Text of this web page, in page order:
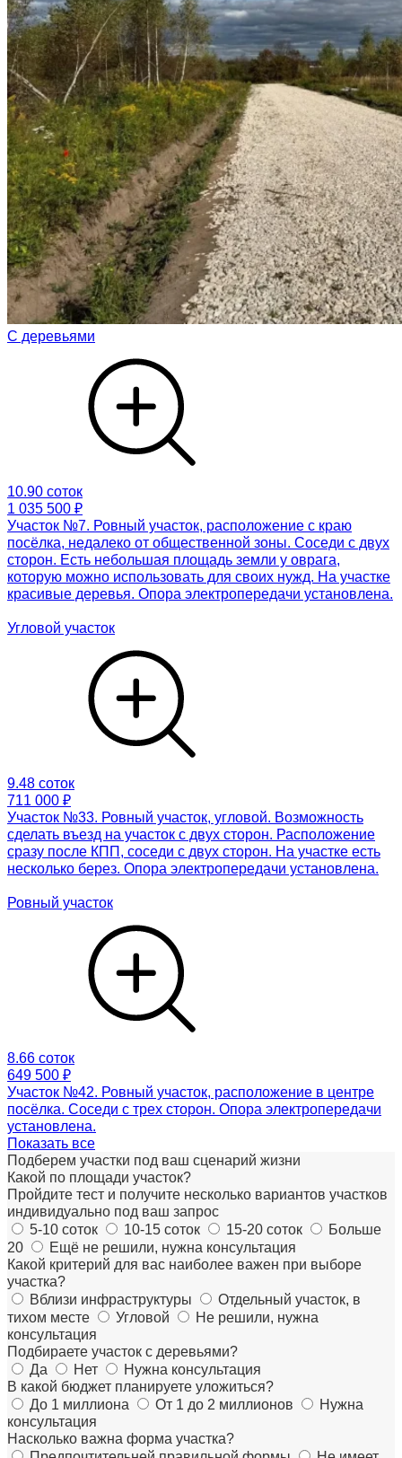
С деревьями
10.90 соток
1 035 500 ₽
Участок №7. Ровный участок, расположение с краю
посёлка, недалеко от общественной зоны. Соседи с двух
сторон. Есть небольшая площадь земли у оврага,
которую можно использовать для своих нужд. На участке
красивые деревья. Опора электропередачи установлена.
Угловой участок
9.48 соток
711 000 ₽
Участок №33. Ровный участок, угловой. Возможность
сделать въезд на участок с двух сторон. Расположение
сразу после КПП, соседи с двух сторон. На участке есть
несколько берез. Опора электропередачи установлена.
Ровный участок
8.66 соток
649 500 ₽
Участок №42. Ровный участок, расположение в центре
посёлка. Соседи с трех сторон. Опора электропередачи
установлена.
Показать все
Подберем участки под ваш сценарий жизни
Какой по площади участок?
Пройдите тест и получите несколько вариантов участков
индивидуально под ваш запрос
5-10 соток
10-15 соток 15-20 соток
Больше
20
Ещё не решили, нужна консультация
Какой критерий для вас наиболее важен при выборе
участка?
Вблизи инфраструктуры
Отдельный участок, в
тихом месте
Угловой
Не решили, нужна
консультация
Подбираете участок с деревьями?
Да
Нет
Нужна консультация
В какой бюджет планируете уложиться?
До 1 миллиона
От 1 до 2 миллионов
Нужна
консультация
Насколько важна форма участка?